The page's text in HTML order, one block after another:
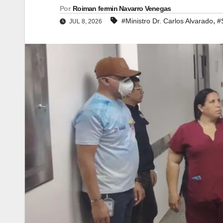
Por Roiman fermin Navarro Venegas
JUL 8, 2026 #Ministro Dr. Carlos Alvarado,